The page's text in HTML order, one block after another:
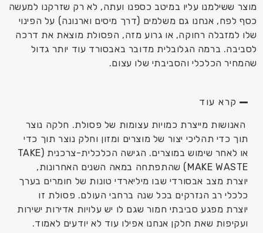
מוצר ששילמנו עליו במיטב כספנו ועתה, לא רק שזרקנו למעשה
כסף לפח, אנחנו גם משלמים (דרך מיסים וארנונה) על הפינוי
שלו למזבלה רחוקה, או גרוע מזה, הפסולת מוצאת את דרכה
לסביבה. ברמה הגלובלית מדובר באבסורד עוד יותר גדול
שהמחיר הכלכלי והסביבתי שלו עצום.
קרא עוד
האנושות מייצרת כמויות עצומות של פסולת. חלקה נוצר
תוך כדי תהליכי יצור של מוצרים ומזון וחלק נוצר תוך כדי
או לאחר שימוש במוצרים. הגישה הכלכלית-צרכנית (
TAKE
MAKE WASTE)
שהתפתחה במאה השנים האחרונות,
יוצרת מצב אבסורדי שבו מיליארדי טונות של חומרים בערך
כלכלי רב הנזרקים בכל שנה ברחבי העולם. פסולת זו
יוצרת מפגע סביבתי חמור שגם לו יש עלויות אדירות ישירות
ועקיפות שאת חלקן אנחנו אפילו עוד לא יודעים לאמוד.